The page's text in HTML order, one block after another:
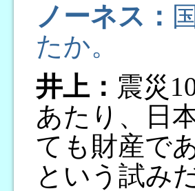
ノーネス：
たか。
井上： 震災
あたり、日
ても財産で
という試み